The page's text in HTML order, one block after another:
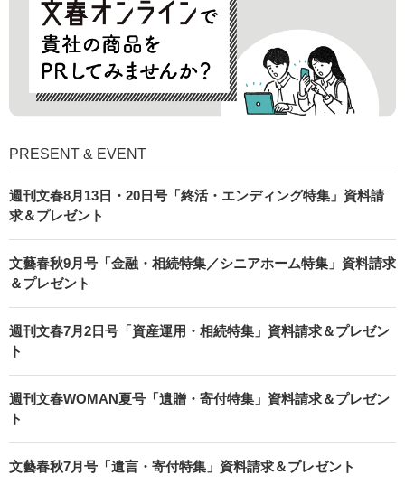
PRESENT & EVENT
週刊文春8月13日・20日号「終活・エンディング特集」資料請
求＆プレゼント
文藝春秋9月号「金融・相続特集／シニアホーム特集」資料請求
＆プレゼント
週刊文春7月2日号「資産運用・相続特集」資料請求＆プレゼン
ト
週刊文春WOMAN夏号「遺贈・寄付特集」資料請求＆プレゼン
ト
文藝春秋7月号「遺言・寄付特集」資料請求＆プレゼント